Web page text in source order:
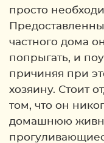
просто
частного дома
попрыгать, и
причиняя при
хозяину. Стоит
том, что он
домашнюю